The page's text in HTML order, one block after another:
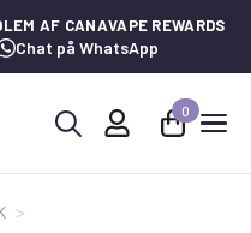
AF CANAVAPE REWARDS
Chat på WhatsApp
0